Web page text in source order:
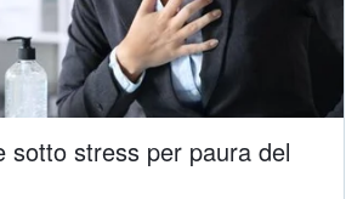
sotto stress per paura del